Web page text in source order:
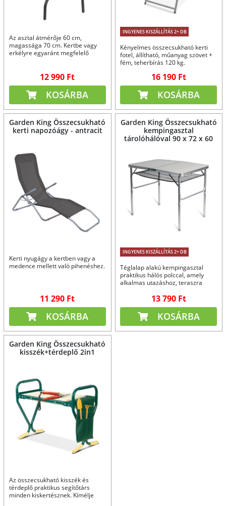
Az asztal átmérője 60 cm,
magassága 70 cm. Kertbe vagy
erkélyre egyaránt megfelelő
12 990 Ft
KOSÁRBA
INGYENES KISZÁLLÍTÁS 2+ DB
Kényelmes összecsukható kerti
fotel, állítható, műanyag szövet +
fém, teherbírás 120 kg.
16 190 Ft
KOSÁRBA
Garden King Összecsukható
kerti napozóágy - antracit
Kerti nyugágy a kertben vagy a
medence mellett való pihenéshez.
11 290 Ft
KOSÁRBA
Garden King Összecsukható
kempingasztal
tárolóhálóval 90 x 72 x 60
INGYENES KISZÁLLÍTÁS 2+ DB
Téglalap alakú kempingasztal
praktikus hálós polccal, amely
alkalmas utazáshoz, teraszra
13 790 Ft
KOSÁRBA
Garden King Összecsukható
kisszék+térdeplő 2in1
Az összecsukható kisszék és
térdeplő praktikus segítőtárs
minden kiskertésznek. Kímélje